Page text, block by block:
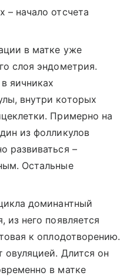
– начало отсчета
в матке уже
слоя эндометрия.
яичниках
внутри которых
Примерно на
из фолликулов
развиваться –
Остальные
доминантный
из него появляется
к оплодотворению.
овуляцией. Длится он
в матке